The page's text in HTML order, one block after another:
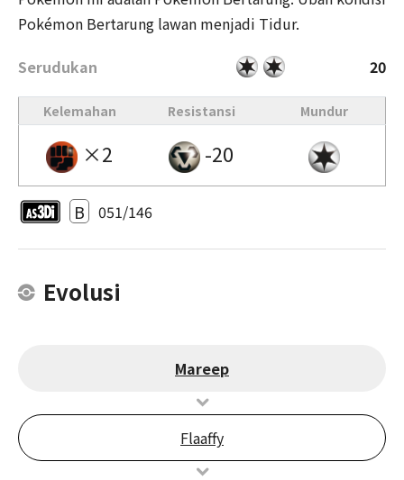
Pokémon Bertarung lawan menjadi Tidur.
Serudukan
20
Kelemahan Resistansi Mundur
×2 -20
B 051/146
Evolusi
Mareep
Flaaffy